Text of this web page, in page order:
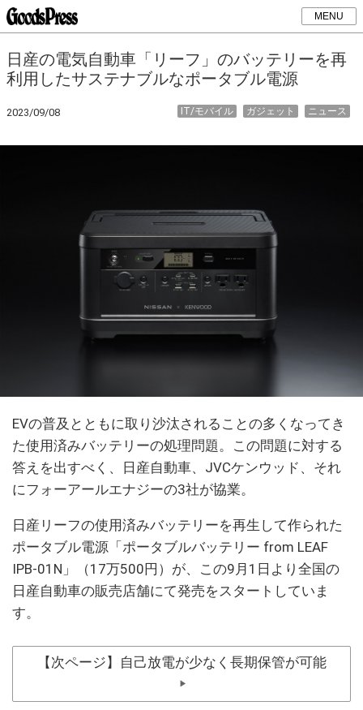
MENU
日産の電気自動車「リーフ」のバッテリーを再
利用したサステナブルなポータブル電源
2023/09/08 ニュース
ガジェット
IT/モバイル
EVの普及とともに取り沙汰されることの多くなってき
た使用済みバッテリーの処理問題。この問題に対する
答えを出すべく、日産自動車、JVCケンウッド、それ
にフォーアールエナジーの3社が協業。
日産リーフの使用済みバッテリーを再生して作られた
ポータブル電源「ポータブルバッテリー from LEAF
IPB-01N」（17万500円）が、この9月1日より全国の
日産自動車の販売店舗にて発売をスタートしていま
す。
【次ページ】自己放電が少なく長期保管が可能
▶